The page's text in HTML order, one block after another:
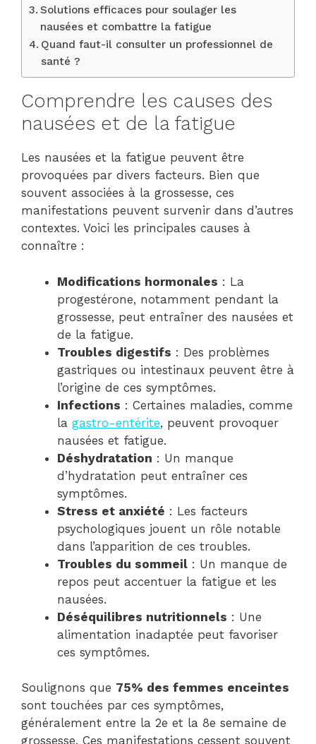
Solutions efficaces pour soulager les
nausées et combattre la fatigue
Quand faut-il consulter un professionnel de
santé ?
Comprendre les causes des
nausées et de la fatigue
Les nausées et la fatigue peuvent être
provoquées par divers facteurs. Bien que
souvent associées à la grossesse, ces
manifestations peuvent survenir dans d’autres
contextes. Voici les principales causes à
connaître :
Modifications hormonales : La
progestérone, notamment pendant la
grossesse, peut entraîner des nausées et
de la fatigue.
Troubles digestifs : Des problèmes
gastriques ou intestinaux peuvent être à
l’origine de ces symptômes.
Infections : Certaines maladies, comme
la gastro-entérite, peuvent provoquer
nausées et fatigue.
Déshydratation : Un manque
d’hydratation peut entraîner ces
symptômes.
Stress et anxiété : Les facteurs
psychologiques jouent un rôle notable
dans l’apparition de ces troubles.
Troubles du sommeil : Un manque de
repos peut accentuer la fatigue et les
nausées.
Déséquilibres nutritionnels : Une
alimentation inadaptée peut favoriser
ces symptômes.
Soulignons que 75% des femmes enceintes
sont touchées par ces symptômes,
généralement entre la 2e et la 8e semaine de
grossesse. Ces manifestations cessent souvent